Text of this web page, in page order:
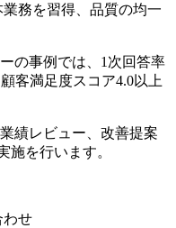
務を習得、品質の均一
の事例では、1次回答率
客満足度スコア4.0以上
績レビュー、改善提案
施を行います。
わせ